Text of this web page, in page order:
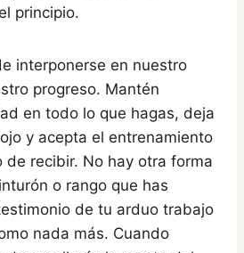
principio.
interponerse en nuestro
progreso. Mantén
en todo lo que hagas, deja
y acepta el entrenamiento
de recibir. No hay otra forma
o rango que has
de tu arduo trabajo
nada más. Cuando